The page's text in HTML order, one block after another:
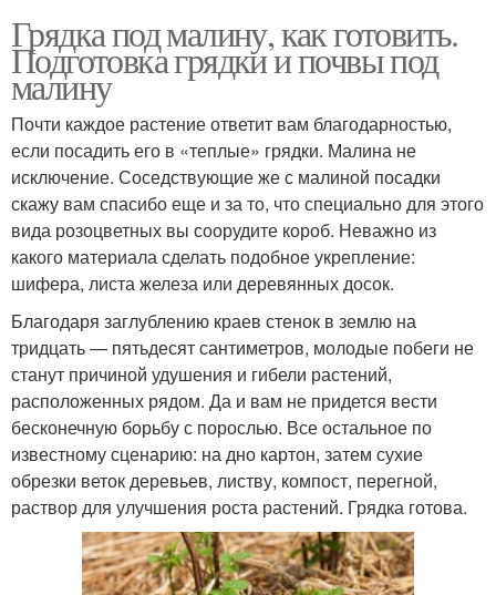
Грядка под малину, как готовить.
Подготовка грядки и почвы под
малину
Почти каждое растение ответит вам благодарностью,
если посадить его в «теплые» грядки. Малина не
исключение. Соседствующие же с малиной посадки
скажу вам спасибо еще и за то, что специально для этого
вида розоцветных вы соорудите короб. Неважно из
какого материала сделать подобное укрепление:
шифера, листа железа или деревянных досок.
Благодаря заглублению краев стенок в землю на
тридцать — пятьдесят сантиметров, молодые побеги не
станут причиной удушения и гибели растений,
расположенных рядом. Да и вам не придется вести
бесконечную борьбу с порослью. Все остальное по
известному сценарию: на дно картон, затем сухие
обрезки веток деревьев, листву, компост, перегной,
раствор для улучшения роста растений. Грядка готова.